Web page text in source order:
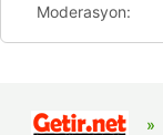
Moderasyon: